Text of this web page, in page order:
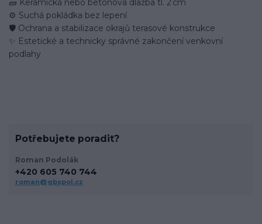
🧱 Keramická nebo betonová dlažba tl. 2 cm
⚙️ Suchá pokládka bez lepení
🛡️ Ochrana a stabilizace okrajů terasové konstrukce
✨ Estetické a technicky správné zakončení venkovní
podlahy
Potřebujete poradit?
Roman Podolák
+420 605 740 744
roman@gbspol.cz